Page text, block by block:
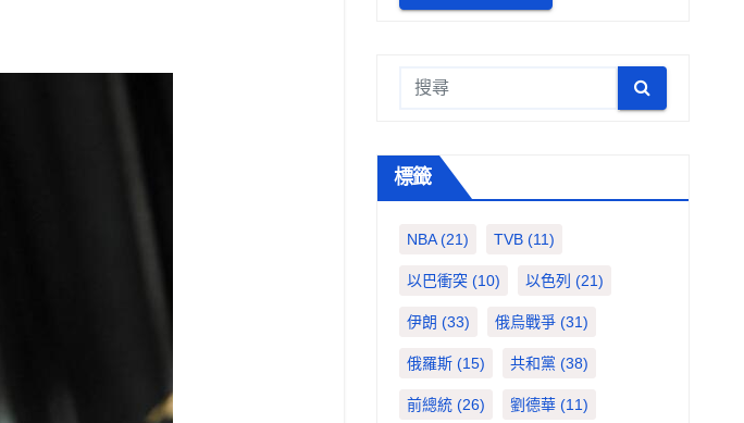
標籤
NBA(21) TVB(11)
以巴衝突(10) 以色列 (21)
伊朗 (33) 俄烏戰爭(31)
俄羅斯(15) 共和黨(38)
前總統(26) 劉德華(11)